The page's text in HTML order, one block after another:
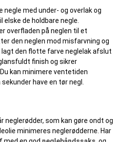
med under- og overlak og
elske de holdbare negle.
overfladen på neglen til et
den neglen mod misfarvning og
lagt den flotte farve neglelak afslut
finish og sikrer
kan minimere ventetiden
sekunder have en tør negl.
neglerødder, som kan gøre ondt og
minimeres neglerødderne. Har